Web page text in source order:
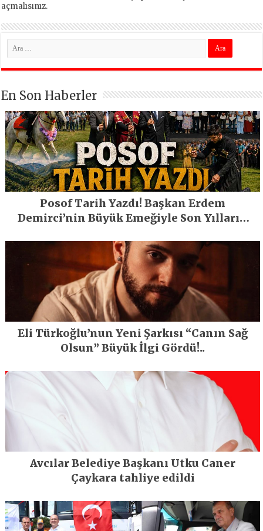
açmalısınız.
En Son Haberler
Posof Tarih Yazdı! Başkan Erdem
Demirci’nin Büyük Emeğiyle Son Yılların
Eli Türkoğlu’nun Yeni Şarkısı “Canın Sağ
Olsun” Büyük İlgi Gördü!..
Avcılar Belediye Başkanı Utku Caner
Çaykara tahliye edildi